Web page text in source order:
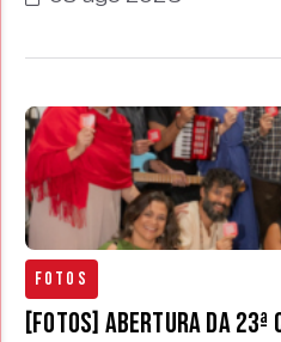
Fotos
[FOTOS] Abertura da 23ª